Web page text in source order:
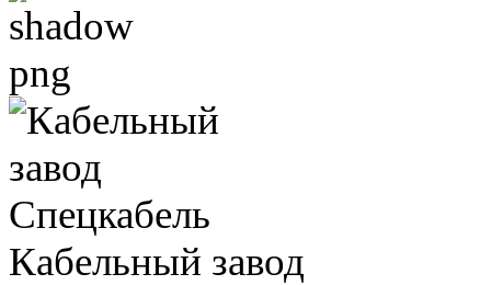
Кабельный завод